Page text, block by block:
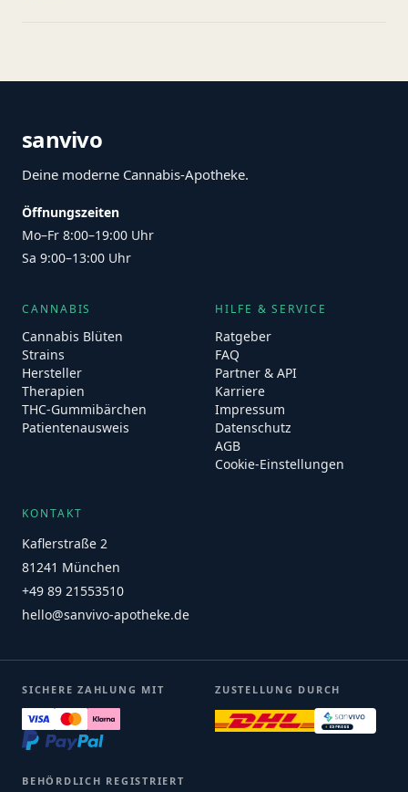
sanvivo
Deine moderne Cannabis-Apotheke.
Öffnungszeiten
Mo–Fr 8:00–19:00 Uhr
Sa 9:00–13:00 Uhr
CANNABIS
Cannabis Blüten
Strains
Hersteller
Therapien
THC-Gummibärchen
Patientenausweis
HILFE & SERVICE
Ratgeber
FAQ
Partner & API
Karriere
Impressum
Datenschutz
AGB
Cookie-Einstellungen
KONTAKT
Kaflerstraße 2
81241 München
+49 89 21553510
hello@sanvivo-apotheke.de
SICHERE ZAHLUNG MIT ZUSTELLUNG DURCH
BEHÖRDLICH REGISTRIERT